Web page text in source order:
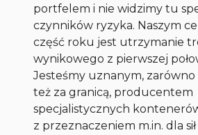
portfelem i nie widzimy tu
czynników ryzyka. Naszym
część roku jest utrzymanie
wynikowego z pierwszej
Jesteśmy uznanym,
też za granicą, producentem
specjalistycznych
z przeznaczeniem m.in. dla